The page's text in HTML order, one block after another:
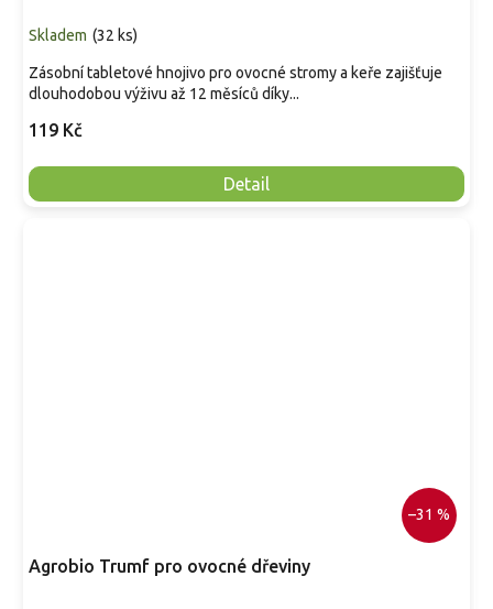
Skladem (32 ks)
119 Kč
Detail
Zásobní tabletové hnojivo pro ovocné stromy a keře zajišťuje
dlouhodobou výživu až 12 měsíců díky...
–31 %
Agrobio Trumf pro ovocné dřeviny